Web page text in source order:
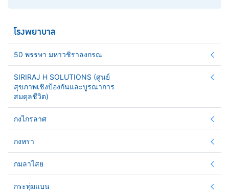
โรงพยาบาล
50 พรรษา มหาวชิราลงกรณ
SIRIRAJ H SOLUTIONS (ศูนย์
สุขภาพเชิงป้องกันและบูรณาการ
สมดุลชีวิต)
กงไกรลาศ
กงหรา
กมลาไสย
กระทุ่มแบน